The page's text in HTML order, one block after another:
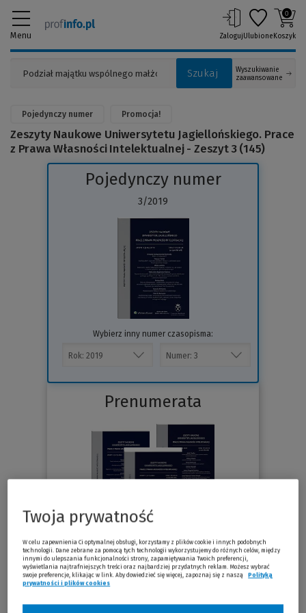
Menu
Szukaj
Wyszukiwanie
zaawansowane
ZalogujUlubione
0
Koszyk
Pojedynczy numer Promocja!
Zeszyty Naukowe Uniwersytetu Jagiellońskiego. Prace
z Prawa Własności Intelektualnej - Zeszyt 3 (145)
Pojedynczy numer
3/2019
Wybierz inny numer czasopisma:
Prenumerata
Sprawdź
Twoja prywatność
W celu zapewnienia Ci optymalnej obsługi, korzystamy z plików cookie i innych podobnych
technologii. Dane zebrane za pomocą tych technologii wykorzystujemy do różnych celów, między
innymi do ulepszania funkcjonalności strony, zapamiętywania Twoich preferencji,
wyświetlania najtrafniejszych treści oraz najbardziej przydatnych reklam. Możesz wybrać
swoje preferencje, klikając w link. Aby dowiedzieć się więcej, zapoznaj się z naszą
Polityką
prywatności i plików cookies